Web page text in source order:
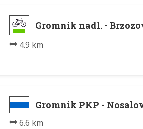
Gromnik nadl. -
4.9 km
Gromnik PKP -
6.6 km